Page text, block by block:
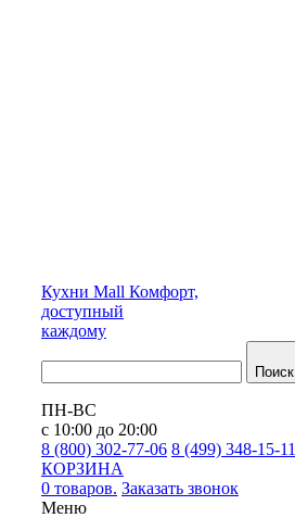
Кухни Mall Комфорт,
доступный
каждому
Поиск
ПН-ВС
с 10:00 до 20:00
8 (800) 302-77-06 8 (499) 348-15-11
КОРЗИНА
0 товаров. Заказать звонок
Меню